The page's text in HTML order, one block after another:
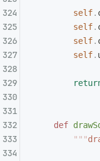
        self
.
        self
.
        self
.
        self
.
    def
        """